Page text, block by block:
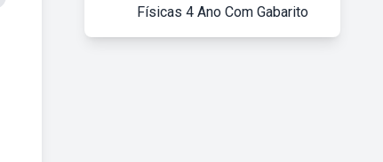
Físicas 4 Ano Com Gabarito